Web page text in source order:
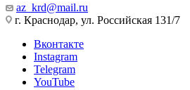
az_krd@mail.ru
г. Краснодар, ул. Российская 131/7
Вконтакте
Instagram
Telegram
YouTube